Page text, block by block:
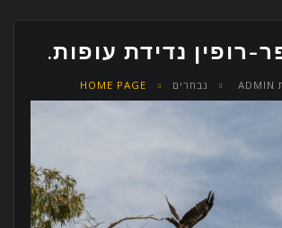
רופין נדידת עופות.
ADMIN נבחרים HOME PAGE